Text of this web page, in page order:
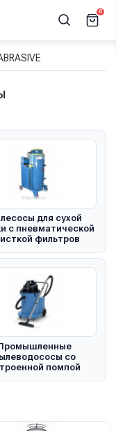
0
для сухой
с пневматической
фильтров
со
помпой